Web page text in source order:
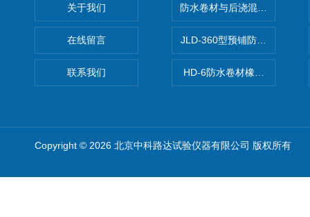
关于我们
在线留言
联系我们
防水卷材与后浇混凝土剥离强
JLD-360型预铺防水卷材抗冲
HD-6防水卷材橡胶测厚仪
Copyright © 2026 北京中科路达试验仪器有限公司 版权所有